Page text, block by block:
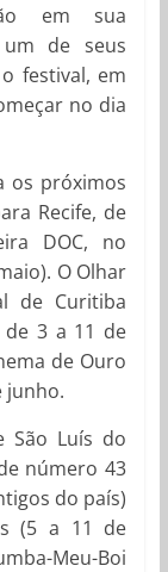
em sua
um de seus
festival, em
no dia
os próximos
Recife, de
DOC, no
O Olhar
de Curitiba
de 3 a 11 de
de Ouro
junho.
São Luís do
número 43
do país)
(5 a 11 de
Meu-Boi